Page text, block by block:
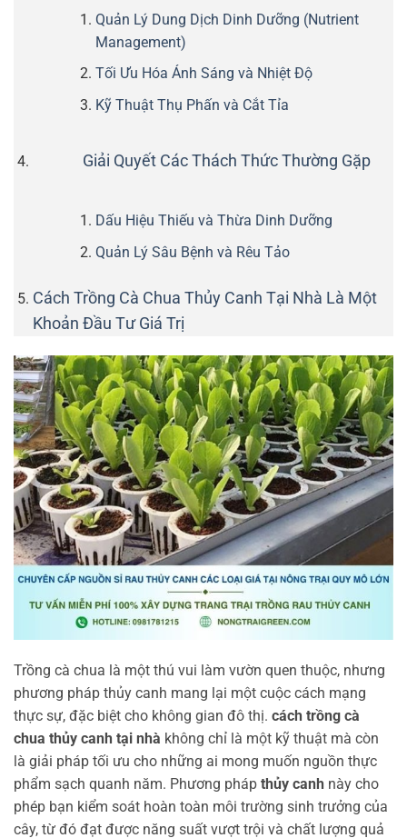
Quản Lý Dung Dịch Dinh Dưỡng (Nutrient
Management)
Tối Ưu Hóa Ánh Sáng và Nhiệt Độ
Kỹ Thuật Thụ Phấn và Cắt Tỉa
Giải Quyết Các Thách Thức Thường Gặp
Dấu Hiệu Thiếu và Thừa Dinh Dưỡng
Quản Lý Sâu Bệnh và Rêu Tảo
Cách Trồng Cà Chua Thủy Canh Tại Nhà Là Một
Khoản Đầu Tư Giá Trị
Trồng cà chua là một thú vui làm vườn quen thuộc, nhưng
phương pháp thủy canh mang lại một cuộc cách mạng
thực sự, đặc biệt cho không gian đô thị. cách trồng cà
chua thủy canh tại nhà không chỉ là một kỹ thuật mà còn
là giải pháp tối ưu cho những ai mong muốn nguồn thực
phẩm sạch quanh năm. Phương pháp thủy canh này cho
phép bạn kiểm soát hoàn toàn môi trường sinh trưởng của
cây, từ đó đạt được năng suất vượt trội và chất lượng quả